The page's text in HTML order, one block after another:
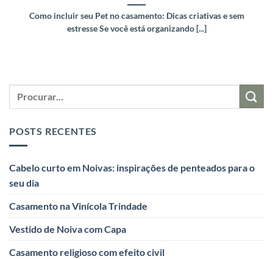
Como incluir seu Pet no casamento: Dicas criativas e sem
estresse Se você está organizando [...]
POSTS RECENTES
Cabelo curto em Noivas: inspirações de penteados para o
seu dia
Casamento na Vinícola Trindade
Vestido de Noiva com Capa
Casamento religioso com efeito civil